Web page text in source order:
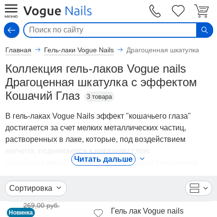
Главная Гель-лаки Vogue Nails Драгоценная шкатулка
Коллекция гель-лаков Vogue nails
Драгоценная шкатулка с эффектом
Кошачий Глаз
3 товара
В гель-лаках Vogue Nails эффект "кошачьего глаза"
достигается за счет мелких металлических частиц,
растворенных в лаке, которые, под воздействием
обрабатываемой поверхности и создают стеклянный
зеленого, красного, фиолетового, зеленовато-
коричневого или стального оттенка.
Черная подложка придает гель-лакам из коллекции
Читать дальше
Сортировка
Новинка
Гель лак Vogue nails
269,00 руб.